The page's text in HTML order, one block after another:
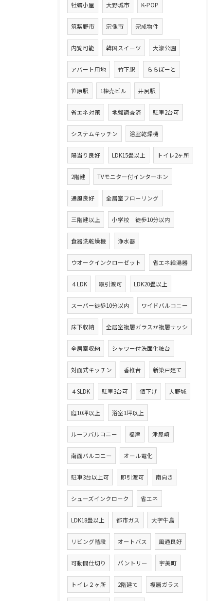
牡蠣小屋 大野城市 K-POP
筑紫野市 宗像市 完成物件
内覧可能 韓国スイーツ 大濠公園
アパート用地 竹下駅 ららぽーと
笹原駅 1棟売ビル 井尻駅
省エネ対策 地盤調査済 駐車2台可
システムキッチン 浴室乾燥機
陽当り良好 LDK15畳以上 トイレ2ヶ所
2階建 TVモニター付インターホン
通風良好 全居室フローリング
三階建以上 小学校 徒歩10分以内
食器洗乾燥機 浄水器
ウオークインクローゼット 省エネ給湯器
４LDK 取引渡可 LDK20畳以上
スーパー徒歩10分以内 ワイドバルコニー
床下収納 全居室複層ガラスか複層サッシ
全居室収納 シャワー付洗面化粧台
対面式キッチン 香椎台 新築戸建て
４SLDK 駐車3台可 値下げ 大野城
庭10坪以上 浴室1坪以上
ルーフバルコニー 福津 津屋崎
南面バルコニー オール電化
駐車3台以上可 即引渡可 南向き
シューズインクローク 省エネ
LDK18畳以上 都市ガス 大字牛島
リビング階段 オートバス 風通良好
可動間仕切り パントリー 宇美町
トイレ２ヶ所 2階建て 複層ガラス